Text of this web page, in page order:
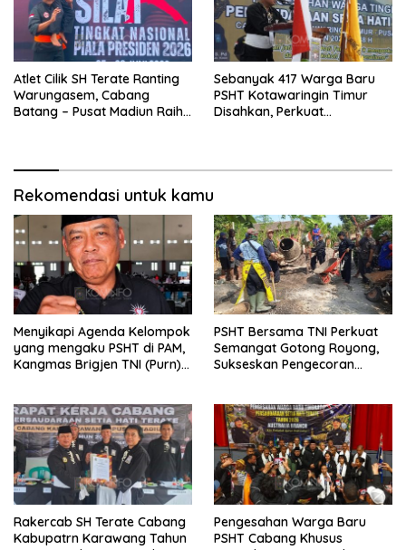
Atlet Cilik SH Terate Ranting
Warungasem, Cabang
Batang – Pusat Madiun Raih
Sebanyak 417 Warga Baru
PSHT Kotawaringin Timur
Disahkan, Perkuat
Rekomendasi untuk kamu
Menyikapi Agenda Kelompok
yang mengaku PSHT di PAM,
Kangmas Brigjen TNI (Purn)
PSHT Bersama TNI Perkuat
Semangat Gotong Royong,
Sukseskan Pengecoran
Rakercab SH Terate Cabang
Kabupatrn Karawang Tahun
Pengesahan Warga Baru
PSHT Cabang Khusus